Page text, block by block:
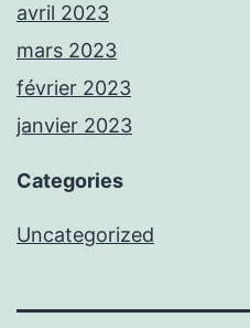
avril 2023
mars 2023
février 2023
janvier 2023
Categories
Uncategorized